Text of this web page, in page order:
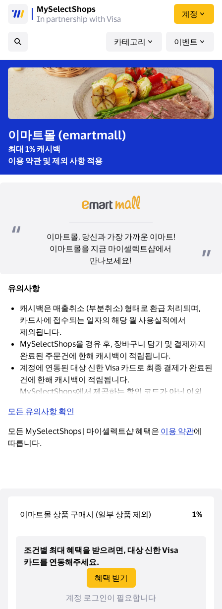
MySelectShops
In partnership with Visa
계정
카테고리 이벤트
이마트몰 (emartmall)
최대 1% 캐시백
이용 약관 및 제외 사항 적용
이마트몰, 당신과 가장 가까운 이마트!
이마트몰을 지금 마이셀렉트샵에서
만나보세요!
유의사항
캐시백은 매출취소 (부분취소) 형태로 환급 처리되며,
카드사에 접수되는 일자의 해당 월 사용실적에서
제외됩니다.
MySelectShops을 경유 후, 장바구니 담기 및 결제까지
완료된 주문건에 한해 캐시백이 적립됩니다.
계정에 연동된 대상 신한 Visa 카드로 최종 결제가 완료된
건에 한해 캐시백이 적립됩니다.
MySelectShops에서 제공하는 할인 코드가 아닌 이외
모든 유의사항 확인
모든 MySelectShops | 마이셀렉트샵 혜택은 이용 약관에
따릅니다.
1%
이마트몰 상품 구매시 (일부 상품 제외)
조건별 최대 혜택을 받으려면, 대상 신한 Visa
카드를 연동해주세요.
혜택 받기
계정 로그인이 필요합니다